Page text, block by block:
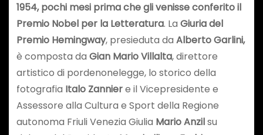
1954, pochi mesi prima che gli venisse conferito il
Premio Nobel per la Letteratura. La Giuria del
Premio Hemingway, presieduta da Alberto Garlini,
è composta da Gian Mario Villalta, direttore
artistico di pordenonelegge, lo storico della
fotografia Italo Zanniere il Vicepresidente e
Assessore alla Cultura e Sport della Regione
autonoma Friuli Venezia Giulia Mario Anzilsu